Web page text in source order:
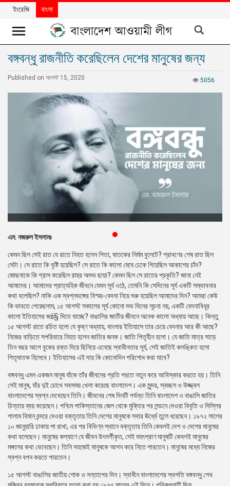
খবর
দলের
নিউজলেটার
রিলিজ
প্রকাশনা
গ্যালারি
বিএনপি-
জামায়াত
সহিংসতা
সংগঠন
নির্বাচনী
ইশতেহার
ইংরেজি বাংলা
বঙ্গবন্ধু রাজনীতি করেছিলেন দেশের মানুষের জন্য
5056
Published on আগস্ট 15, 2020
এম. নজরুল ইসলামঃ
কেমন ছিল সেই রাত যে রাতে নিহত হলেন পিতা, ঘাতকের নির্মম বুলেটে? শ্রাবণের শেষ রাত ছিল
সেটা। সে রাতে কি বৃষ্টি হয়েছিল? সে রাতে কি কালো মেঘে ঢেকে গিয়েছিল আকাশের চাঁদ?
জোছনাকে কি গ্রাস করেছিল রাহুর অশুভ ছায়া? কেমন ছিল সে রাতের প্রকৃতি? জানা নেই
আমাদের। আমাদের প্রাত্যহিক জীবনে যেমন সূর্য ওঠে, তেমনি কি সেদিনের সূর্য একটি সম্ভাবনার
কথা বলেছিল? নাকি এক স্বপ্নভঙ্গের বিস্ময়-বেদনা নিয়ে শুরু হয়েছিল আমাদের দিন? আমরা কেউ
কি ভাবতে পেরেছলাম, ১৫ আগস্ট সকালের সূর্য কোনো শুভ দিনের সূচনা নয়, একটি বেদনাবিধূর
কালো ইতিহাসের জš§ দিতে যাচ্ছে? বাঙালির জাতীয় জীবনে অনেক কালো অধ্যায় আছে। কিন্তু
১৫ আগস্ট রাতে রচিত হলো যে কৃষ্ণ অধ্যায়, বাংলার ইতিহাসে তার চেয়ে বেদনার আর কী আছে?
নিজের বাড়িতে সপরিবারে নিহত হলেন জাতির জনক। জাতি পিতৃহীন হলো। যে জাতি মাত্র সাড়ে
তিন বছর আগে বুকের রক্ত দিয়ে ছিনিয়ে এনেছে স্বাধীনতার সূর্য, সেই জাতিই কলঙ্কিত হলো
পিতৃঘাতক হিসেবে। ইতিহাসের এই দায় কি কোনোদিন পরিশোধ করা যাবে?
বঙ্গবন্ধু এমন একজন মানুষ যাঁকে তাঁর জীবনের প্রতি পরতে নতুন করে আবিস্কার করতে হয়। তিনি
সেই মানুষ, যাঁর দুই চোখে সবসময় খেলা করেছে বাংলাদেশ। এক সুন্দর, স্বচ্ছল ও উজ্জ্বল
বাংলাদেশের স্বপ্ন দেখেছেন তিনি। জীবনের শেষ দিনটি পর্যন্ত তিনি বাংলাদেশ ও বাঙালি জাতির
চিন্তায় ব্যয় করেছেন। পশ্চিম পাকিস্তানের জেল থেকে মুক্তির পর লন্ডনে দেওয়া বিবৃতি ও দিল্লির
পালাম বিমান বন্দরে দেওয়া বক্তৃতায় তিনি দেশের মানুষকে সবার ঊর্ধ্বে তুলে ধরেছেন। ১৯৭২ সালের
১০ জানুয়ারি ঢাকায় পা রাখা, এর পর বিভিণ্ন স্থানে বক্তৃতায় তিনি কেবলই দেশ ও দেশের মানুষের
কথা বলেছেন। মানুষের কল্যাণে যে জীবন উৎসর্গীকৃত, সেই মহৎপ্রাণ মানুষটি কেবলই মানুষের
মঙ্গলের কথা ভেবেছেন। তিনি সহজেই মানুষকে আপন করে নিতে পারতেন। মানুষের মধ্যে নিজের
স্বপ্ন বপন করতে পারতেন।
১৫ আগস্ট বাঙালির জাতীয় শোক ও সন্তাপের দিন। স্বাধীন বাংলাদেশের স্থপতি বঙ্গবন্ধু শেখ